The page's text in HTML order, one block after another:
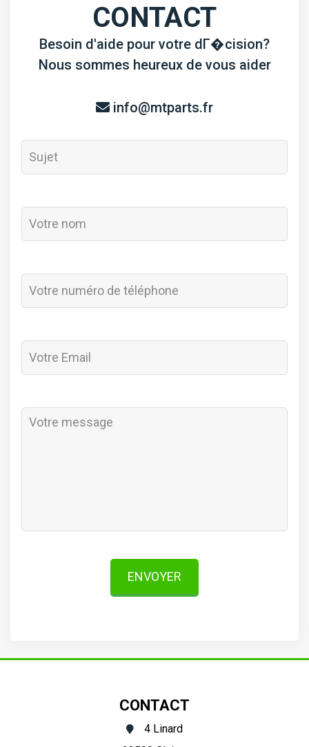
CONTACT
Besoin d'aide pour votre dГ�cision?
Nous sommes heureux de vous aider
info@mtparts.fr
ENVOYER
CONTACT
4 Linard